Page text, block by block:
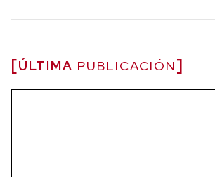
ÚLTIMA PUBLICACIÓN